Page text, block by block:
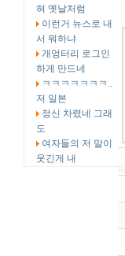
혀 옛날처럼
이런거 뉴스로 내
서 뭐하냐
개엉터리 로그인
하게 만드네
ㅋㅋㅋㅋㅋㅋㅋ..
저 일본
정신 차렸네 그래
도
여자들의 저 말이
웃긴게 내